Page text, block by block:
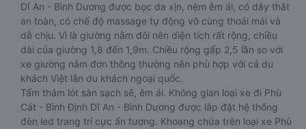
Dĩ An - Bình Dương được bọc da xịn, nệm êm ái, có dây thắt
an toàn, có chế độ massage tự động vô cùng thoải mái và
dễ chịu. Vì là giường nằm đôi nên diện tích rất rộng, chiều
dài của giường 1,8 đến 1,9m. Chiều rộng gấp 2,5 lần so với
xe giường nằm đơn thông thường nên phù hợp với cả du
khách Việt lẫn du khách ngoại quốc.
Tấm thảm lót sàn sạch sẽ, êm ái. Không gian loại xe đi Phù
Cát - Bình Định Dĩ An - Bình Dương được lắp đặt hệ thống
đèn led trang trí cực ấn tượng. Khoang chứa trên loại xe Phù